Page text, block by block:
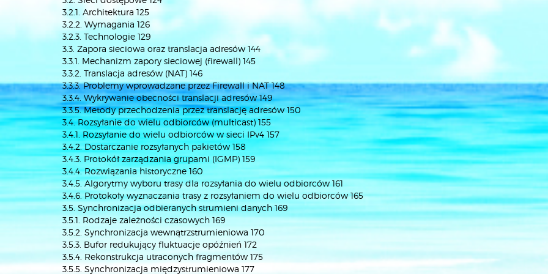
3.2.1. Architektura 125
3.2.2. Wymagania 126
3.2.3. Technologie 129
3.3. Zapora sieciowa oraz translacja adresów 144
3.3.1. Mechanizm zapory sieciowej (firewall) 145
3.3.2. Translacja adresów (NAT) 146
3.3.3. Problemy wprowadzane przez Firewall i NAT 148
3.3.4. Wykrywanie obecności translacji adresów 149
3.3.5. Metody przechodzenia przez translację adresów 150
3.4. Rozsyłanie do wielu odbiorców (multicast) 155
3.4.1. Rozsyłanie do wielu odbiorców w sieci IPv4 157
3.4.2. Dostarczanie rozsyłanych pakietów 158
3.4.3. Protokół zarządzania grupami (IGMP) 159
3.4.4. Rozwiązania historyczne 160
3.4.5. Algorytmy wyboru trasy dla rozsyłania do wielu odbiorców 161
3.4.6. Protokoły wyznaczania trasy z rozsyłaniem do wielu odbiorców 165
3.5. Synchronizacja odbieranych strumieni danych 169
3.5.1. Rodzaje zależności czasowych 169
3.5.2. Synchronizacja wewnątrzstrumieniowa 170
3.5.3. Bufor redukujący fluktuacje opóźnień 172
3.5.4. Rekonstrukcja utraconych fragmentów 175
3.5.5. Synchronizacja międzystrumieniowa 177